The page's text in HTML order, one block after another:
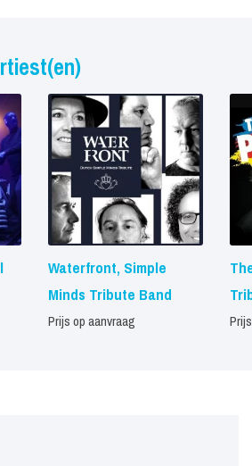
Waterfront, Simple
Minds Tribute Band
Prijs op aanvraag